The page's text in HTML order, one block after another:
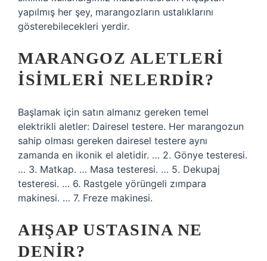
yapılmış her şey, marangozların ustalıklarını
gösterebilecekleri yerdir.
MARANGOZ ALETLERI
ISIMLERI NELERDIR?
Başlamak için satın almanız gereken temel
elektrikli aletler: Dairesel testere. Her marangozun
sahip olması gereken dairesel testere aynı
zamanda en ikonik el aletidir. … 2. Gönye testeresi.
… 3. Matkap. … Masa testeresi. … 5. Dekupaj
testeresi. … 6. Rastgele yörüngeli zımpara
makinesi. … 7. Freze makinesi.
AHŞAP USTASINA NE
DENIR?